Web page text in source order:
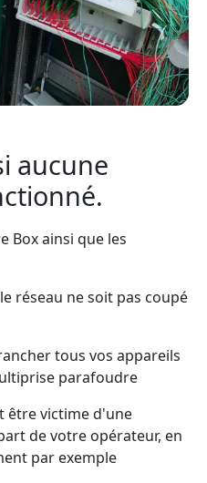
aucune
Box ainsi que les
réseau ne soit pas coupé
tous vos appareils
parafoudre
être victime d'une
de votre opérateur, en
par exemple